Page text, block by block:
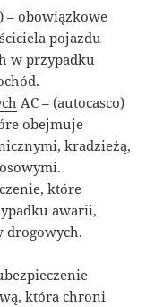
– obowiązkowe
pojazdu
w przypadku
AC – (autocasco)
obejmuje
kradzieżą,
które
awarii,
drogowych.
która chroni